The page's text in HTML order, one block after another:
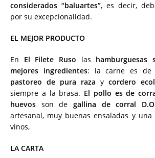
considerados “baluartes”, es decir,
por su excepcionalidad.
EL MEJOR PRODUCTO
En El Filete Ruso las
mejores ingredientes: la carne es de
pastoreo de pura raza y cordero
siempre a la brasa. El pollo es de
huevos son de gallina de corral
artesanal, muy buenas ensaladas y
vinos,
LA CARTA